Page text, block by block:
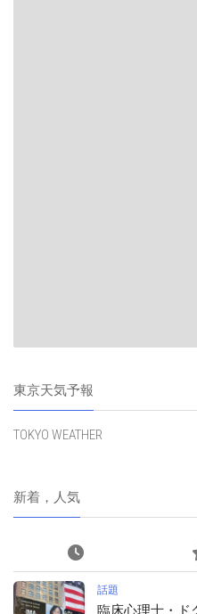
東京天気予報
TOKYO WEATHER
新着，人気
話題
臨床心理士・ド